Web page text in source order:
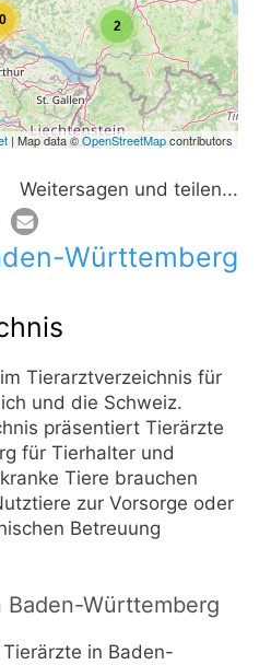
2
| Map data ©OpenStreetMapcontributors
Weitersagen und teilen...
Württemberg
Tierarztverzeichnis für
und die Schweiz.
präsentiert Tierärzte
für Tierhalter und
Tiere brauchen
zur Vorsorge oder
Betreuung
Württemberg
in Baden-